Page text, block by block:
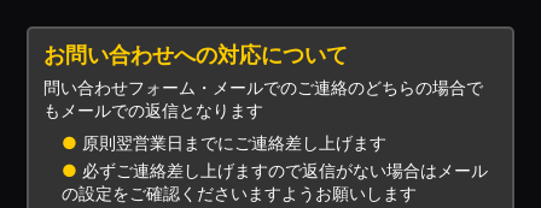
お問い合わせへの対応について
問い合わせフォーム・メールでのご連絡のどちらの場合で
もメールでの返信となります
● 原則翌営業日までにご連絡差し上げます
● 必ずご連絡差し上げますので返信がない場合はメール
の設定をご確認くださいますようお願いします